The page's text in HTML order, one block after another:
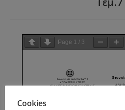
Page 1 / 3
Cookies